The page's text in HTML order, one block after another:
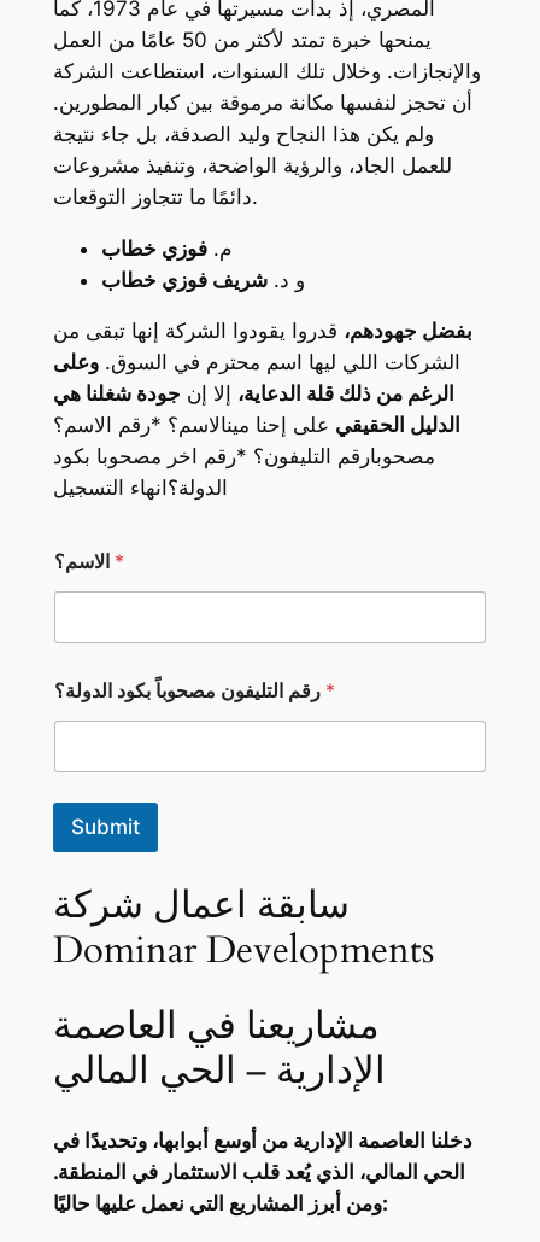
المصري، إذ بدأت مسيرتها في عام 1973، كما
يمنحها خبرة تمتد لأكثر من 50 عامًا من العمل
والإنجازات. وخلال تلك السنوات، استطاعت الشركة
أن تحجز لنفسها مكانة مرموقة بين كبار المطورين.
ولم يكن هذا النجاح وليد الصدفة، بل جاء نتيجة
للعمل الجاد، والرؤية الواضحة، وتنفيذ مشروعات
دائمًا ما تتجاوز التوقعات.
م.فوزي خطاب
و د.شريف فوزي خطاب
بفضل جهودهم، قدروا يقودوا الشركة إنها تبقى من
الشركات اللي ليها اسم محترم في السوق.وعلى
الرغم من ذلك قلة الدعاية، إلا إن جودة شغلنا هي
الدليل الحقيقي على إحنا مينالاسم؟ *رقم الاسم؟
مصحوبارقم التليفون؟ *رقم اخر مصحوبا بكود
الدولة؟انهاء التسجيل
الاسم؟ *
ل
ا
م
ا
د
ل
رقم التليفون مصحوباً بكود الدولة؟ *
Submit
سابقة اعمال شركة
Dominar Developments
مشاريعنا في العاصمة
الإدارية – الحي المالي
دخلنا العاصمة الإدارية من أوسع أبوابها، وتحديدًا في
الحي المالي، الذي يُعد قلب الاستثمار في المنطقة.
ومن أبرز المشاريع التي نعمل عليها حاليًا: